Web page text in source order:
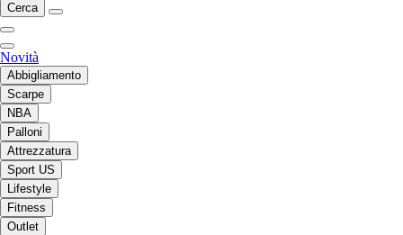
Cerca
Novità
Abbigliamento
Scarpe
NBA
Palloni
Attrezzatura
Sport US
Lifestyle
Fitness
Outlet